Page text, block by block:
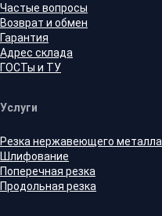
Частые вопросы
Возврат и обмен
Гарантия
Адрес склада
ГОСТы и ТУ
Услуги
Резка нержавеющего металла
Шлифование
Поперечная резка
Продольная резка